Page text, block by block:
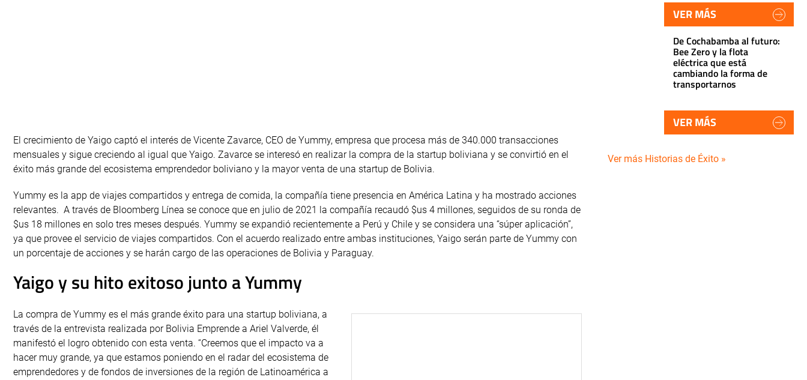
El crecimiento de Yaigo captó el interés de Vicente Zavarce, CEO de Yummy, empresa que procesa más de 340.000 transacciones
mensuales y sigue creciendo al igual que Yaigo. Zavarce se interesó en realizar la compra de la startup boliviana y se convirtió en el
éxito más grande del ecosistema emprendedor boliviano y la mayor venta de una startup de Bolivia.
Yummy es la app de viajes compartidos y entrega de comida, la compañía tiene presencia en América Latina y ha mostrado acciones
relevantes. A través de Bloomberg Línea se conoce que en julio de 2021 la compañía recaudó $us 4 millones, seguidos de su ronda de
$us 18 millones en solo tres meses después. Yummy se expandió recientemente a Perú y Chile y se considera una “súper aplicación”,
ya que provee el servicio de viajes compartidos. Con el acuerdo realizado entre ambas instituciones, Yaigo serán parte de Yummy con
un porcentaje de acciones y se harán cargo de las operaciones de Bolivia y Paraguay.
Yaigo y su hito exitoso junto a Yummy
La compra de Yummy es el más grande éxito para una startup boliviana, a
través de la entrevista realizada por Bolivia Emprende a Ariel Valverde, él
manifestó el logro obtenido con esta venta. “Creemos que el impacto va a
hacer muy grande, ya que estamos poniendo en el radar del ecosistema de
emprendedores y de fondos de inversiones de la región de Latinoamérica a
VER MÁS
De Cochabamba al futuro:
Bee Zero y la flota
eléctrica que está
cambiando la forma de
transportarnos
VER MÁS
Ver más Historias de Éxito »